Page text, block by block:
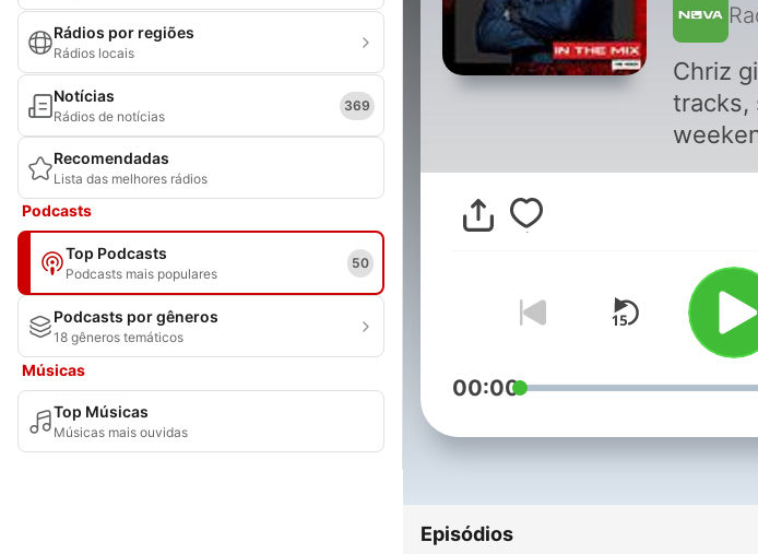
Rádios por regiões
Rádios locais
Notícias
Rádios de notícias
369
Recomendadas
Lista das melhores rádios
Podcasts
Top Podcasts
Podcasts mais populares
50
Podcasts por gêneros
18 gêneros temáticos
Músicas
Top Músicas
Músicas mais ouvidas
Chriz
tracks,
00:00
Episódios